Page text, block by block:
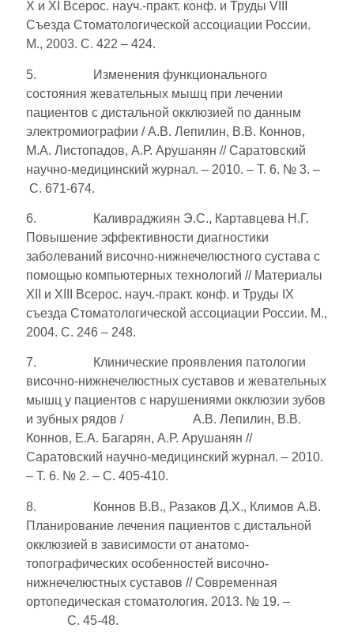
X и XI Всерос. науч.-практ. конф. и Труды VIII
Съезда Стоматологической ассоциации России.
М., 2003. С. 422 – 424.
5. Изменения функционального
состояния жевательных мышц при лечении
пациентов с дистальной окклюзией по данным
электромиографии / А.В. Лепилин, В.В. Коннов,
М.А. Листопадов, А.Р. Арушанян // Саратовский
научно-медицинский журнал. – 2010. – Т. 6. № 3. –
С. 671-674.
6. Каливраджиян Э.С., Картавцева Н.Г.
Повышение эффективности диагностики
заболеваний височно-нижнечелюстного сустава с
помощью компьютерных технологий // Материалы
XII и XIII Всерос. науч.-практ. конф. и Труды IX
съезда Стоматологической ассоциации России. М.,
2004. С. 246 – 248.
7. Клинические проявления патологии
височно-нижнечелюстных суставов и жевательных
мышц у пациентов с нарушениями окклюзии зубов
и зубных рядов / А.В. Лепилин, В.В.
Коннов, Е.А. Багарян, А.Р. Арушанян //
Саратовский научно-медицинский журнал. – 2010.
– Т. 6. № 2. – С. 405-410.
8. Коннов В.В., Разаков Д.Х., Климов А.В.
Планирование лечения пациентов с дистальной
окклюзией в зависимости от анатомо-
топографических особенностей височно-
нижнечелюстных суставов // Современная
ортопедическая стоматология. 2013. № 19. –
С. 45-48.